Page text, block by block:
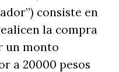
consiste en
la compra
un monto
a 20000 pesos